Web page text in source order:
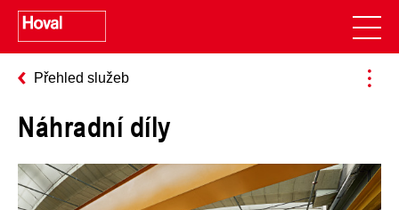
Přehled služeb
Náhradní díly